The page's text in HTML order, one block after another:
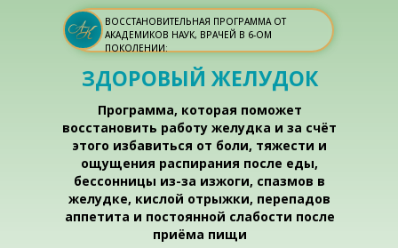
ВОССТАНОВИТЕЛЬНАЯ ПРОГРАММА ОТ
АКАДЕМИКОВ НАУК, ВРАЧЕЙ В 6-ОМ
ПОКОЛЕНИИ:
ЗДОРОВЫЙ ЖЕЛУДОК
Программа, которая поможет
восстановить работу желудка и за счёт
этого избавиться от боли, тяжести и
ощущения распирания после еды,
бессонницы из-за изжоги, спазмов в
желудке, кислой отрыжки, перепадов
аппетита и постоянной слабости после
приёма пищи